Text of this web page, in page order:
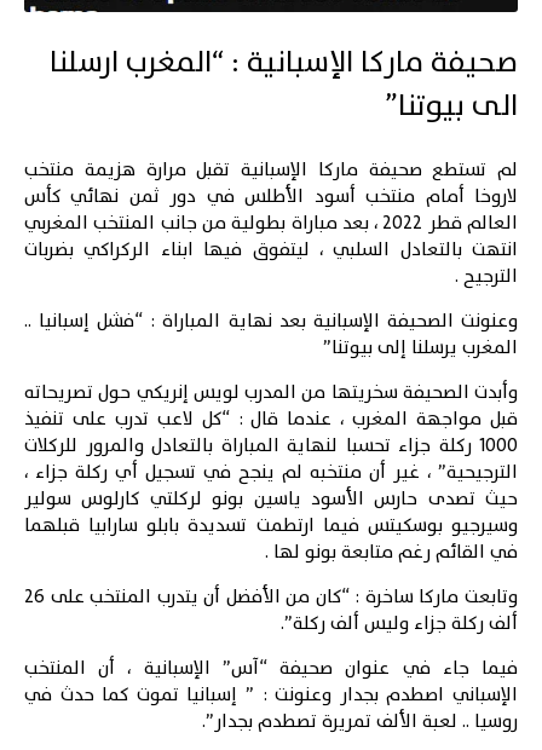
صحيفة ماركا الإسبانية : “المغرب ارسلنا
الى بيوتنا”
لم تستطع صحيفة ماركا الإسبانية تقبل مرارة هزيمة منتخب
لاروخا أمام منتخب أسود الأطلس في دور ثمن نهائي كأس
العالم قطر 2022
، بعد مباراة بطولية من جانب المنتخب المغربي
انتهت بالتعادل السلبي ، ليتفوق فيها ابناء الركراكي بضربات
الترجيح .
وعنونت الصحيفة الإسبانية بعد نهاية المباراة : “فشل إسبانيا ..
المغرب يرسلنا إلى بيوتنا”
وأبدت الصحيفة سخريتها من المدرب لويس إنريكي حول تصريحاته
قبل مواجهة المغرب ، عندما قال : “كل لاعب تدرب على تنفيذ
1000 ركلة جزاء تحسبا لنهاية المباراة بالتعادل والمرور للركلات
الترجيحية” ، غير أن منتخبه لم ينجح في تسجيل أي ركلة جزاء ،
حيث تصدى حارس الأسود ياسين بونو لركلتي كارلوس سولير
وسيرجيو بوسكيتس فيما ارتطمت تسديدة بابلو سارابيا قبلهما
في القائم رغم متابعة بونو لها .
وتابعت ماركا ساخرة : “كان من الأفضل أن يتدرب المنتخب على 26
ألف ركلة جزاء وليس ألف ركلة”.
فيما جاء في عنوان صحيفة “آس” الإسبانية ، أن المنتخب
الإسباني اصطدم بجدار وعنونت : ” إسبانيا تموت كما حدث في
روسيا .. لعبة الألف تمريرة تصطدم بجدار”.